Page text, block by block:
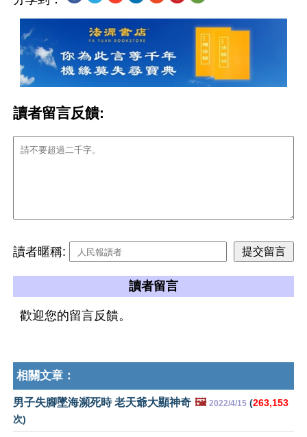
讀者留言反饋:
讀者暱稱:
讀者留言
歡迎您的留言反饋。
相關文章：
男子失腳墜海瀕死時 老天爺大顯神奇 🖼️ 2022/4/15 (263,153
次)